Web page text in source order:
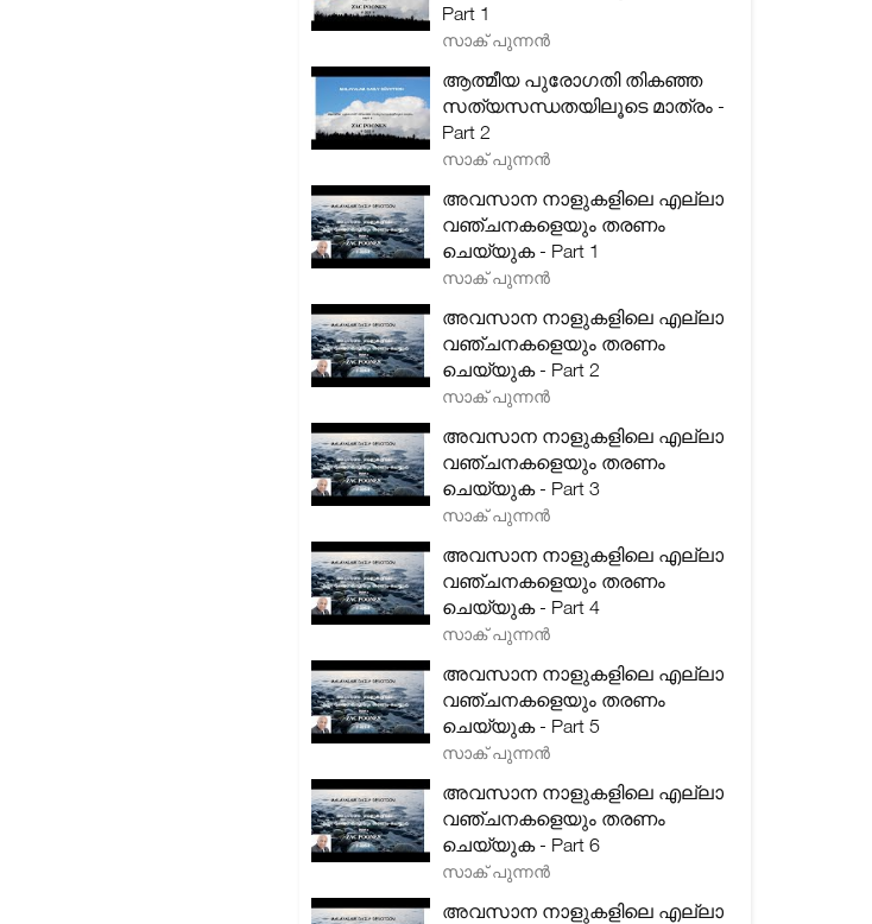
Part 1
സാക് പുന്നൻ
ആത്മീയ പുരോഗതി തികഞ്ഞ
സത്യസന്ധതയിലൂടെ മാത്രം -
Part 2
സാക് പുന്നൻ
അവസാന നാളുകളിലെ എല്ലാ
വഞ്ചനകളെയും തരണം
ചെയ്യുക - Part 1
സാക് പുന്നൻ
അവസാന നാളുകളിലെ എല്ലാ
വഞ്ചനകളെയും തരണം
ചെയ്യുക - Part 2
സാക് പുന്നൻ
അവസാന നാളുകളിലെ എല്ലാ
വഞ്ചനകളെയും തരണം
ചെയ്യുക - Part 3
സാക് പുന്നൻ
അവസാന നാളുകളിലെ എല്ലാ
വഞ്ചനകളെയും തരണം
ചെയ്യുക - Part 4
സാക് പുന്നൻ
അവസാന നാളുകളിലെ എല്ലാ
വഞ്ചനകളെയും തരണം
ചെയ്യുക - Part 5
സാക് പുന്നൻ
അവസാന നാളുകളിലെ എല്ലാ
വഞ്ചനകളെയും തരണം
ചെയ്യുക - Part 6
സാക് പുന്നൻ
അവസാന നാളുകളിലെ എല്ലാ